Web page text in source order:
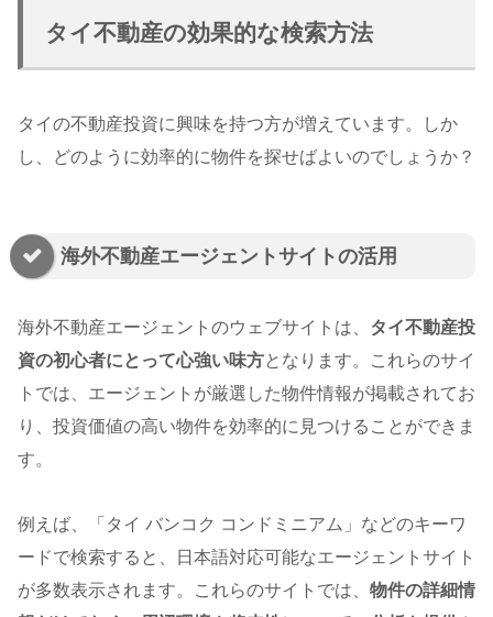
タイ不動産の効果的な検索方法
タイの不動産投資に興味を持つ方が増えています。しか
し、どのように効率的に物件を探せばよいのでしょうか？
海外不動産エージェントサイトの活用
海外不動産エージェントのウェブサイトは、
タイ不動産投
資の初心者にとって心強い味方となります。これらのサイ
トでは、エージェントが厳選した物件情報が掲載されてお
り、投資価値の高い物件を効率的に見つけることができま
す。
例えば、「タイ バンコク コンドミニアム」などのキーワ
ードで検索すると、日本語対応可能なエージェントサイト
が多数表示されます。これらのサイトでは、 物件の詳細情